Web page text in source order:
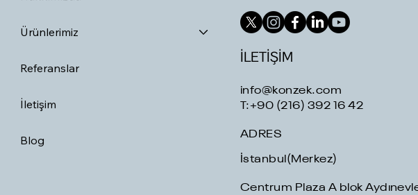
Ürünlerimiz
Referanslar
İletişim
Blog
İLETİŞİM
info@konzek.com
T:+90 (216) 392 16 42
ADRES
İstanbul(Merkez)
Centrum Plaza A blok